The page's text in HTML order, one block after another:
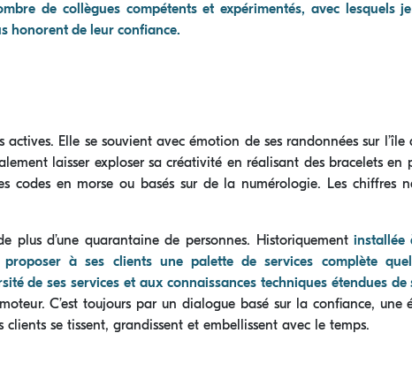
de collègues compétents et expérimentés, avec lesquels
honorent de leur confiance.
actives. Elle se souvient avec émotion de ses randonnées sur
laisser exploser sa créativité en réalisant des bracelets en
codes en morse ou basés sur de la numérologie. Les chiffres
plus d’une quarantaine de personnes. Historiquementinstallée
proposer à ses clients une palette de services complète
de ses services et aux connaissances techniques étendues de
C’est toujours par un dialogue basé sur la conﬁance,
clients se tissent, grandissent et embellissent avec le temps.